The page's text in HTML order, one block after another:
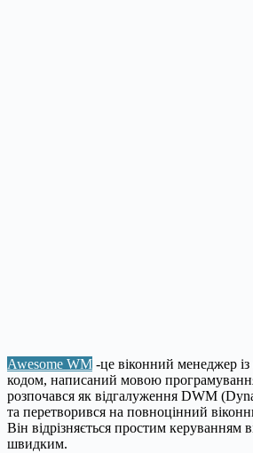
Awesome WM -це віконний менеджер
кодом, написаний мовою
розпочався як відгалуження DWM
та перетворився на повноцінний
Він відрізняється простим керуванням
швидким.